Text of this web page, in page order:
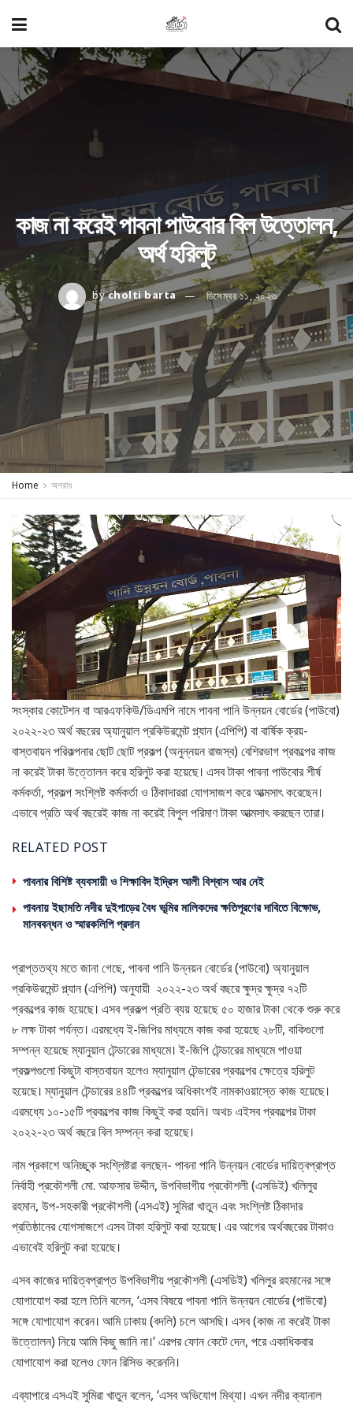
কাজ না করেই পাবনা পাউবোর বিল উত্তোলন,
অর্থ হরিলুট
bycholti barta ডিসেম্বর ১১, ২০২৩
Home অপরাধ
সংস্কার কোটেশন বা আরএফকিউ/ডিএমপি নামে পাবনা পানি উন্নয়ন বোর্ডের (পাউবো)
২০২২-২৩ অর্থ বছরের অ্যানুয়াল প্রকিউরমেন্ট প্ল্যান (এপিপি) বা বার্ষিক ক্রয়-
বাস্তবায়ন পরিকল্পনার ছোট ছোট প্রকল্প (অনুন্নয়ন রাজস্ব) বেশিরভাগ প্রকল্পের কাজ
না করেই টাকা উত্তোলন করে হরিলুট করা হয়েছে। এসব টাকা পাবনা পাউবোর শীর্ষ
কর্মকর্তা, প্রকল্প সংশ্লিষ্ট কর্মকর্তা ও ঠিকাদাররা যোগসাজশ করে আত্মসাৎ করেছেন।
এভাবে প্রতি অর্থ বছরেই কাজ না করেই বিপুল পরিমাণ টাকা আত্মসাৎ করছেন তারা।
RELATED POST
পাবনার বিশিষ্ট ব্যবসায়ী ও শিক্ষাবিদ ইদ্রিস আলী বিশ্বাস আর নেই
পাবনায় ইছামতি নদীর দুইপাড়ের বৈধ ভূমির মালিকদের ক্ষতিপূরণের দাবিতে বিক্ষোভ,
মানববন্ধন ও স্মারকলিপি প্রদান
প্রাপ্ততথ্য মতে জানা গেছে, পাবনা পানি উন্নয়ন বোর্ডের (পাউবো) অ্যানুয়াল
প্রকিউরমেন্ট প্ল্যান (এপিপি) অনুযায়ী ২০২২-২৩ অর্থ বছরে ক্ষুদ্র ক্ষুদ্র ৭২টি
প্রকল্পের কাজ হয়েছে। এসব প্রকল্প প্রতি ব্যয় হয়েছে ৫০ হাজার টাকা থেকে শুরু করে
৮ লক্ষ টাকা পর্যন্ত। এরমধ্যে ই-জিপির মাধ্যমে কাজ করা হয়েছে ২৮টি, বাকিগুলো
সম্পন্ন হয়েছে ম্যানুয়াল টেন্ডারের মাধ্যমে। ই-জিপি টেন্ডারের মাধ্যমে পাওয়া
প্রকল্পগুলো কিছুটা বাস্তবায়ন হলেও ম্যানুয়াল টেন্ডারের প্রকল্পের ক্ষেত্রে হরিলুট
হয়েছে। ম্যানুয়াল টেন্ডারের ৪৪টি প্রকল্পের অধিকাংশই নামকাওয়াস্তে কাজ হয়েছে।
এরমধ্যে ১০-১৫টি প্রকল্পের কাজ কিছুই করা হয়নি। অথচ এইসব প্রকল্পের টাকা
২০২২-২৩ অর্থ বছরে বিল সম্পন্ন করা হয়েছে।
নাম প্রকাশে অনিচ্ছুক সংশ্লিষ্টরা বলছেন- পাবনা পানি উন্নয়ন বোর্ডের দায়িত্বপ্রাপ্ত
নির্বাহী প্রকৌশলী মো. আফসার উদ্দীন, উপবিভাগীয় প্রকৌশলী (এসডিই) খলিলুর
রহমান, উপ-সহকারী প্রকৌশলী (এসএই) সুমিরা খাতুন এবং সংশ্লিষ্ট ঠিকাদার
প্রতিষ্ঠানের যোগসাজশে এসব টাকা হরিলুট করা হয়েছে। এর আগের অর্থবছরের টাকাও
এভাবেই হরিলুট করা হয়েছে।
এসব কাজের দায়িত্বপ্রাপ্ত উপবিভাগীয় প্রকৌশলী (এসডিই) খলিলুর রহমানের সঙ্গে
যোগাযোগ করা হলে তিনি বলেন, ‘এসব বিষয়ে পাবনা পানি উন্নয়ন বোর্ডের (পাউবো)
সঙ্গে যোগাযোগ করেন। আমি ঢাকায় (বদলি) চলে আসছি। এসব (কাজ না করেই টাকা
উত্তোলন) নিয়ে আমি কিছু জানি না।’ এরপর ফোন কেটে দেন, পরে একাধিকবার
যোগাযোগ করা হলেও ফোন রিসিভ করেননি।
এব্যাপারে এসএই সুমিরা খাতুন বলেন, ‘এসব অভিযোগ মিথ্যা। এখন নদীর ক্যানাল